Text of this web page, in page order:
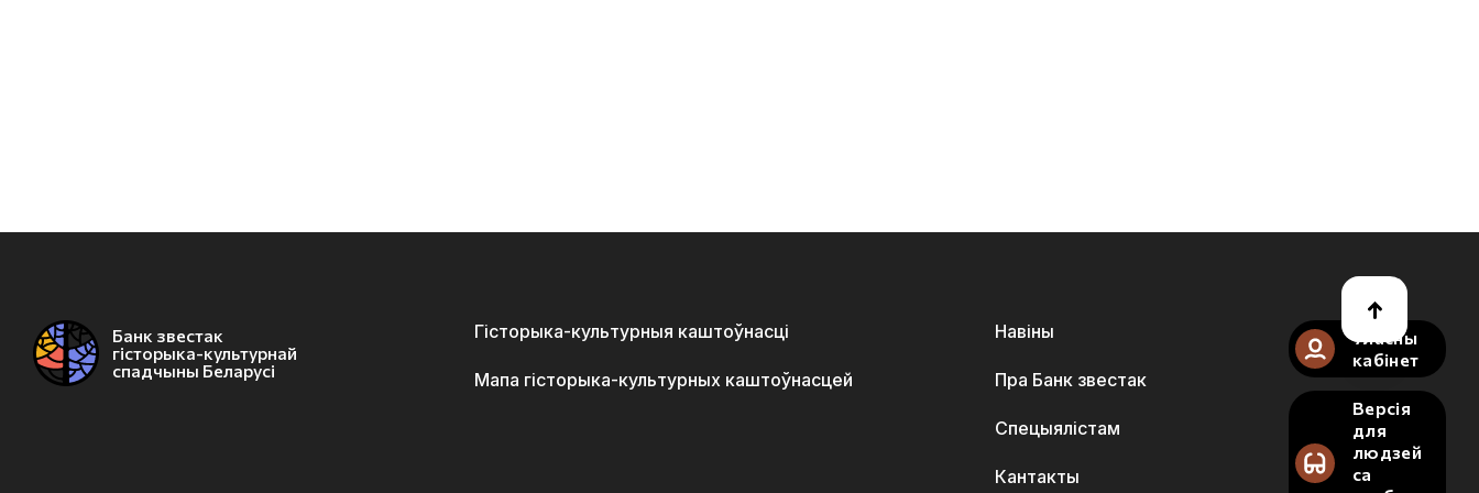
Банк звестак
гісторыка-культурнай
спадчыны Беларусі
Гісторыка-культурныя каштоўнасці
Мапа гісторыка-культурных каштоўнасцей
Навіны
Пра Банк звестак
Спецыялістам
Кантакты
Уласны
кабінет
Версія
для
людзей
са